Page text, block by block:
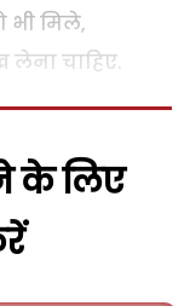
भी मिले,
चाहिए.
के लिए